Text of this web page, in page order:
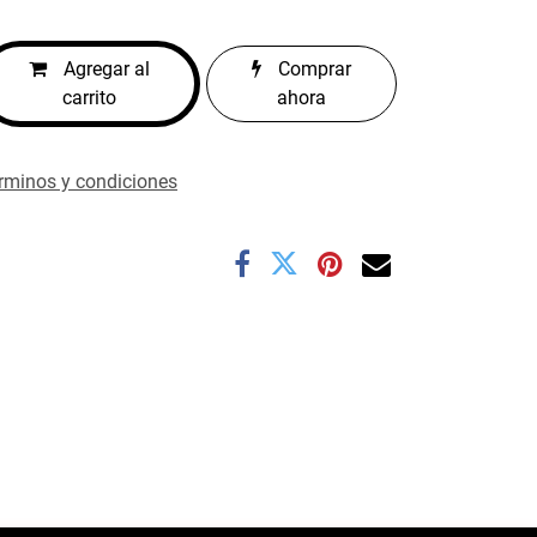
Agregar al
carrito
Comprar
ahora
y condiciones